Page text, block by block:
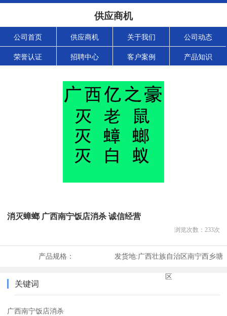
供应商机
公司首页 供应商机 关于我们 公司动态
荣誉认证 招聘中心 客户案例 产品知识
消灭蟑螂 广西南宁饭店消杀 诚信经营
浏览次数： 233次
产品规格： 发货地:广西壮族自治区南宁西乡塘
区
关键词
广西南宁饭店消杀